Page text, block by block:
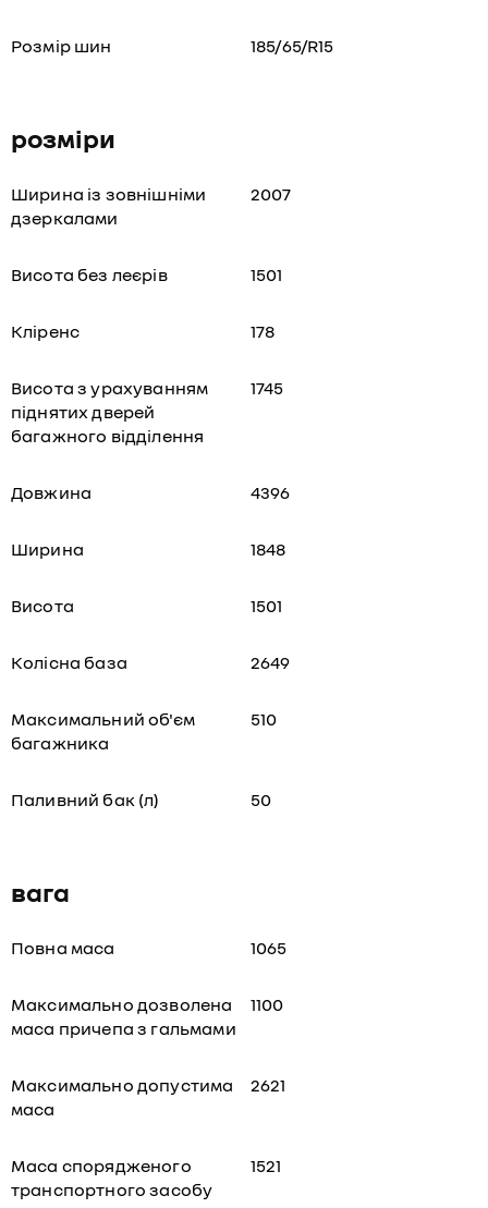
Розмір шин 185/65/R15
розміри
Ширина із зовнішніми
дзеркалами
2007
Висота без леєрів 1501
Кліренс 178
Висота з урахуванням
піднятих дверей
багажного відділення
1745
Довжина 4396
Ширина 1848
Висота 1501
Колісна база 2649
Максимальний об'єм
багажника
510
Паливний бак (л) 50
вага
Повна маса 1065
Максимально дозволена
маса причепа з гальмами
1100
Максимально допустима
маса
2621
Маса спорядженого
транспортного засобу
1521